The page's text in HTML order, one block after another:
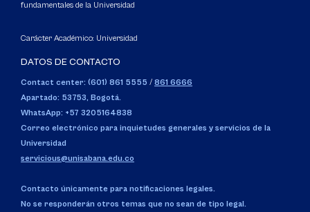
fundamentales de la Universidad
Carácter Académico: Universidad
DATOS DE CONTACTO
Contact center: (601) 861 5555 / 861 6666
Apartado: 53753, Bogotá.
WhatsApp: +57 3205164838
Correo electrónico para inquietudes generales y servicios de la
Universidad
servicious@unisabana.edu.co
Contacto únicamente para notificaciones legales.
No se responderán otros temas que no sean de tipo legal.